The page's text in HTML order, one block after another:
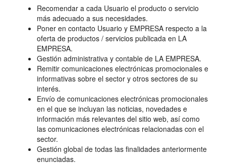
Recomendar a cada Usuario el producto o servicio
más adecuado a sus necesidades.
Poner en contacto Usuario y EMPRESA respecto a la
oferta de productos / servicios publicada en LA
EMPRESA.
Gestión administrativa y contable de LA EMPRESA.
Remitir comunicaciones electrónicas promocionales e
informativas sobre el sector y otros sectores de su
interés.
Envío de comunicaciones electrónicas promocionales
en el que se incluyan las noticias, novedades e
información más relevantes del sitio web, así como
las comunicaciones electrónicas relacionadas con el
sector.
Gestión global de todas las finalidades anteriormente
enunciadas.